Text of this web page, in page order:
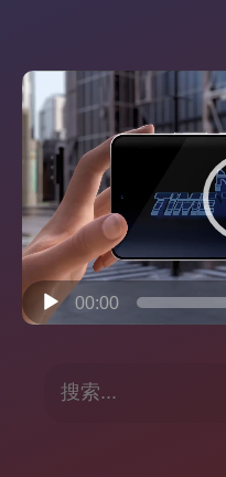
视
频
播
放
器
00:00